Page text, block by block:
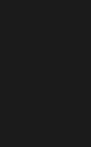
en